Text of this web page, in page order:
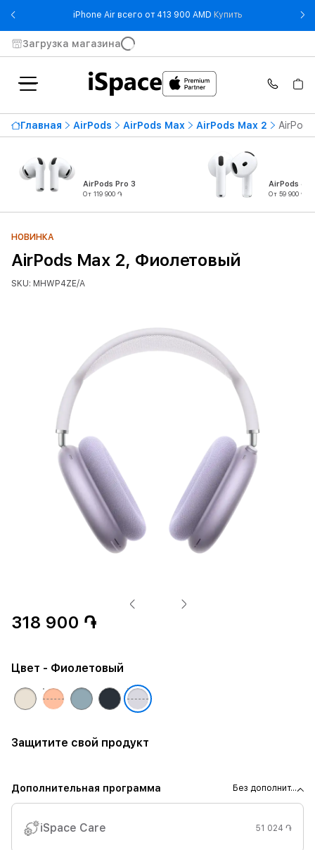
iPhone Air всего от 413 900 AMD Купить- iPhone Air
Загрузка магазина
Главная AirPods AirPods Max AirPods Max 2
AirPods Pro 3
От 119 900 ֏
AirPods 4
От 59 900 ֏
НОВИНКА
AirPods Max 2, Фиолетовый
SKU: MHWP4ZE/A
318 900 ֏
Цвет - Фиолетовый
Защитите свой продукт
Дополнительная программа Без дополнит...
iSpace Care 51 024 ֏